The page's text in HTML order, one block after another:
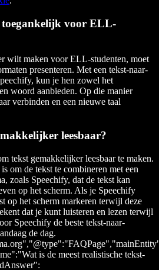
voor ELL-
wilt maken voor ELL-studenten, moet
presenteren. Met een tekst-naar-
kun je hen zowel het
woord aanbieden. Op die manier
verbinden en een nieuwe taal
leesbaar?
tekst gemakkelijker leesbaar te maken.
om de tekst te combineren met een
zoals Speechify, dat de tekst kan
op het scherm. Als je Speechify
op het scherm markeren terwijl deze
dat je kunt luisteren en lezen terwijl
Speechify de beste tekst-naar-
de dag.
is de meest realistische tekst-